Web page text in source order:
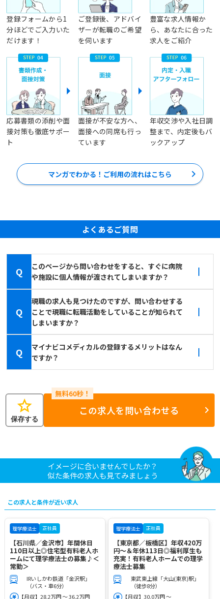
登録フォームから1
分ほどでご入力いた
だけます！
ご登録後、アドバイ
ザーが転職のご希望
を伺います
豊富な求人情報か
ら、あなたに合った
求人をご紹介
応募書類の添削や面
接対策も徹底サポー
ト
面接が不安な方へ、
面接への同席も行っ
ています
年収交渉や入社日調
整まで、内定後もバ
ックアップ
マンガでわかる！ご利用の流れはこちら
よくあるご質問
Q
このページから問い合わせをすると、すぐに病院
や施設に個人情報が渡されてしまいますか？
Q
現職の求人も見つけたのですが、問い合わせする
ことで現職に転職活動をしていることが知られて
しまいますか？
Q
マイナビコメディカルの登録するメリットはなん
ですか？
star
保存する
この求人を問い合わせる
イメージに合いませんでしたか？
似た条件の求人も見てみましょう
この求人と条件が近い求人
理学療法士 正社員
【石川県／金沢市】年間休日
110日以上◎住宅型有料老人ホ
ームにて理学療法士の募集♪＜
常勤＞
IRいしかわ鉄道「金沢駅」
（バス・車6分）
【月収】28.2万円 ～ 36.2万円
理学療法士 正社員
【東京都／板橋区】年収420万
円～＆年休113日◎福利厚生も
充実！有料老人ホームでの理学
療法士募集
東武東上線「大山(東京)駅」
（徒歩8分）
【月収】30.0万円 ～